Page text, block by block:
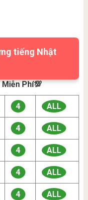
tiếng Nhật
Phí💯
4 ALL
4 ALL
4 ALL
4 ALL
4 ALL